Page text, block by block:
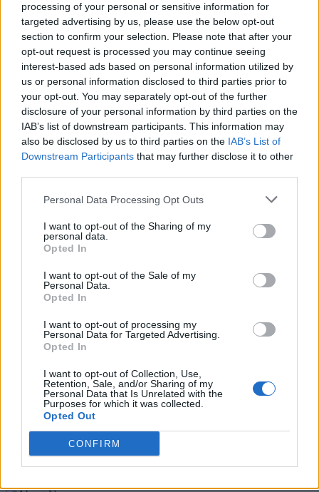
processing of your personal or sensitive information for
targeted advertising by us, please use the below opt-out
section to confirm your selection. Please note that after your
opt-out request is processed you may continue seeing
interest-based ads based on personal information utilized by
us or personal information disclosed to third parties prior to
your opt-out. You may separately opt-out of the further
disclosure of your personal information by third parties on the
IAB’s list of downstream participants. This information may
also be disclosed by us to third parties on the IAB’s List of
Downstream Participants that may further disclose it to other
Personal Data Processing Opt Outs
I want to opt-out of the Sharing of my
personal data.
Opted In
I want to opt-out of the Sale of my
Personal Data.
Opted In
I want to opt-out of processing my
Personal Data for Targeted Advertising.
Opted In
I want to opt-out of Collection, Use,
Retention, Sale, and/or Sharing of my
Personal Data that Is Unrelated with the
Purposes for which it was collected.
Opted Out
CONFIRM
Ν. Χαρδαλιάς: «Με το Παρατηρητήριο Έργων η
Περιφέρεια αποκτά ένα πρωτοποριακό ψηφιακό
εργαλείο λογοδοσίας»
6 Αυγούστου 2026
Δήμος Αθηναίων: 43 σχολικές αυλές γίνονται πιο
πράσινες και πιο δροσερές
5 Αυγούστου 2026
Η FARIA Renewables προχώρησε στην ηλεκτροδότηση
του αιολικού πάρκου Faria Αίολος Λάρυμνα
5 Αυγούστου 2026
ΥΠΕΝ: Διευρύνεται ο κατάλογος των
Προστατευόμενων Τοπίων σε 12
4 Αυγούστου 2026
Newsletter Citygen.gr
Λάβετε όλα τα τελευταία νέα από τον χώρο της Πολιτικής
Προστασίας, του ESG, του Green Business και των ΟΤΑ
Συμφωνώ με την Πολιτική Δεδομένων
About Us